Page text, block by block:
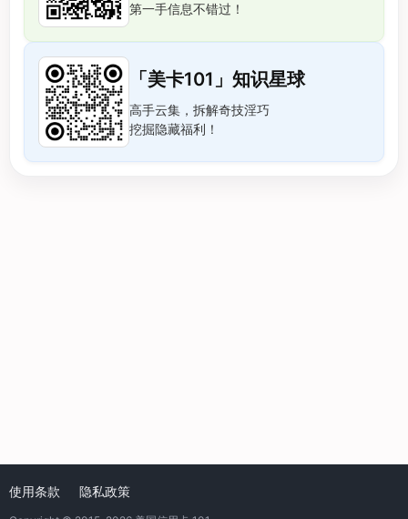
第一手信息不错过！
「美卡101」知识星球
高手云集，拆解奇技淫巧
挖掘隐藏福利！
使用条款 隐私政策